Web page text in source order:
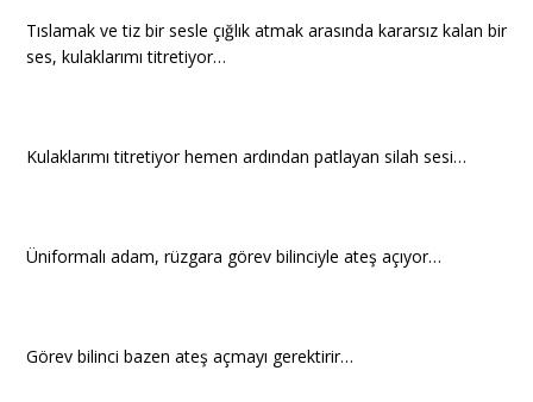
Tıslamak ve tiz bir sesle çığlık atmak arasında kararsız kalan bir
ses, kulaklarımı titretiyor…
Kulaklarımı titretiyor hemen ardından patlayan silah sesi…
Üniformalı adam, rüzgara görev bilinciyle ateş açıyor…
Görev bilinci bazen ateş açmayı gerektirir…